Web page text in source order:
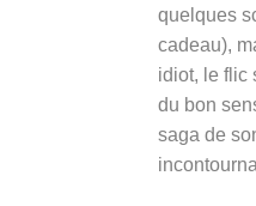
quelques
cadeau),
idiot, le flic
du bon
saga de